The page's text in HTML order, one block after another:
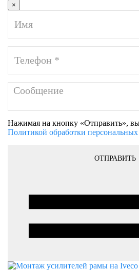
×
Нажимая на кнопку «Отправить», вы
Политикой обработки
ОТПРАВИТЬ